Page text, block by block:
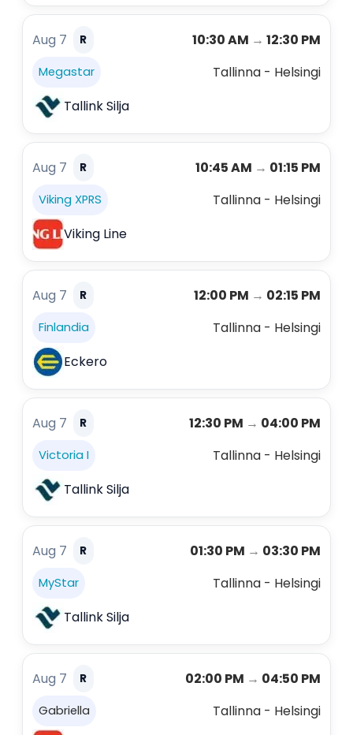
Aug 7 R 10:30 AM → 12:30 PM
Megastar
Tallinna - Helsingi
Tallink Silja
Aug 7 R 10:45 AM → 01:15 PM
Viking XPRS
Tallinna - Helsingi
Viking Line
Aug 7 R 12:00 PM → 02:15 PM
Finlandia
Tallinna - Helsingi
Eckero
Aug 7 R 12:30 PM → 04:00 PM
Victoria I
Tallinna - Helsingi
Tallink Silja
Aug 7 R 01:30 PM → 03:30 PM
MyStar
Tallinna - Helsingi
Tallink Silja
Aug 7 R 02:00 PM → 04:50 PM
Gabriella
Tallinna - Helsingi